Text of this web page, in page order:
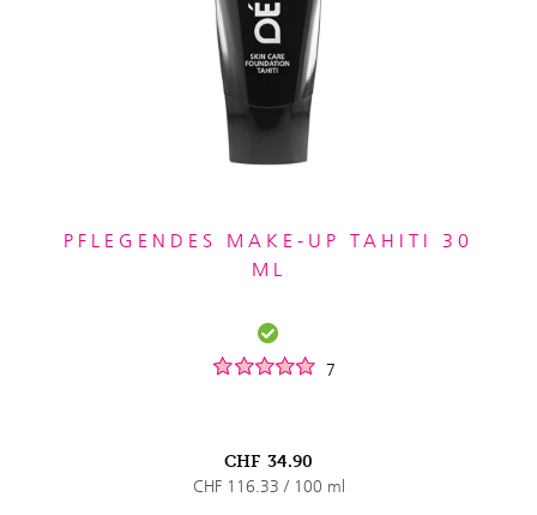
PFLEGENDES MAKE-UP TAHITI 30
ML
7
CHF 34.90
CHF 116.33 / 100 ml